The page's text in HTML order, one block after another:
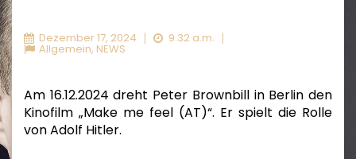
Dezember 17, 2024 9:32 a.m.
Allgemein, NEWS
Am 16.12.2024 dreht Peter Brownbill in Berlin den
Kinofilm „Make me feel (AT)“. Er spielt die Rolle
von Adolf Hitler.